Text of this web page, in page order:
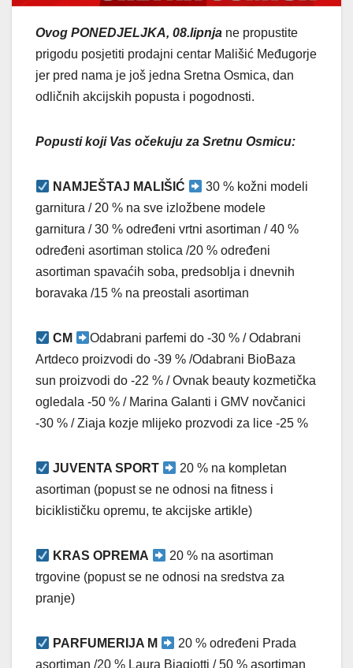
Ovog PONEDJELJKA, 08.lipnja ne propustite
prigodu posjetiti prodajni centar Mališić Međugorje
jer pred nama je još jedna Sretna Osmica, dan
odličnih akcijskih popusta i pogodnosti.
Popusti koji Vas očekuju za Sretnu Osmicu:
NAMJEŠTAJ MALIŠIĆ
30 % kožni modeli
garnitura / 20 % na sve izložbene modele
garnitura / 30 % određeni vrtni asortiman / 40 %
određeni asortiman stolica /20 % određeni
asortiman spavaćih soba, predsoblja i dnevnih
boravaka /15 % na preostali asortiman
CM
Odabrani parfemi do -30 % / Odabrani
Artdeco proizvodi do -39 % /Odabrani BioBaza
sun proizvodi do -22 % / Ovnak beauty kozmetička
ogledala -50 % / Marina Galanti i GMV novčanici
-30 % / Ziaja kozje mlijeko prozvodi za lice -25 %
JUVENTA SPORT
20 % na kompletan
asortiman (popust se ne odnosi na fitness i
biciklističku opremu, te akcijske artikle)
KRAS OPREMA
20 % na asortiman
trgovine (popust se ne odnosi na sredstva za
pranje)
PARFUMERIJA M
20 % određeni Prada
asortiman /20 % Laura Biagiotti / 50 % asortiman